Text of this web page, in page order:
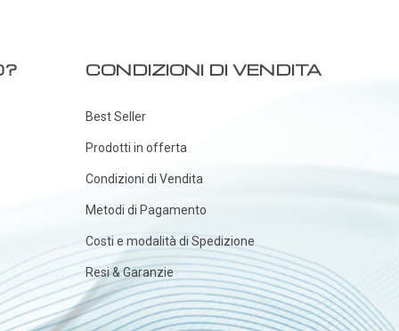
CONDIZIONI DI VENDITA
Best Seller
Prodotti in offerta
Condizioni di Vendita
Metodi di Pagamento
Costi e modalità di Spedizione
Resi & Garanzie